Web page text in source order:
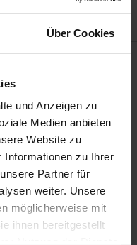
Über Cookies
und Anzeigen zu
Medien anbieten
Website zu
Informationen zu Ihrer
Partner für
weiter. Unsere
möglicherweise mit
ihnen bereitgestellt
Beiträge
Roundtable-
Images of a
in Hongkong
sich in vier
(Economics),
(Law Studies) und